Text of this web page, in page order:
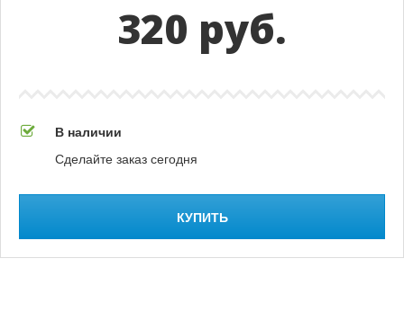
320 руб.
В наличии
Сделайте заказ сегодня
КУПИТЬ